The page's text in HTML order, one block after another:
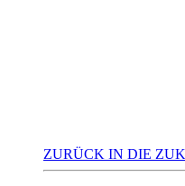
ZURÜCK IN DIE